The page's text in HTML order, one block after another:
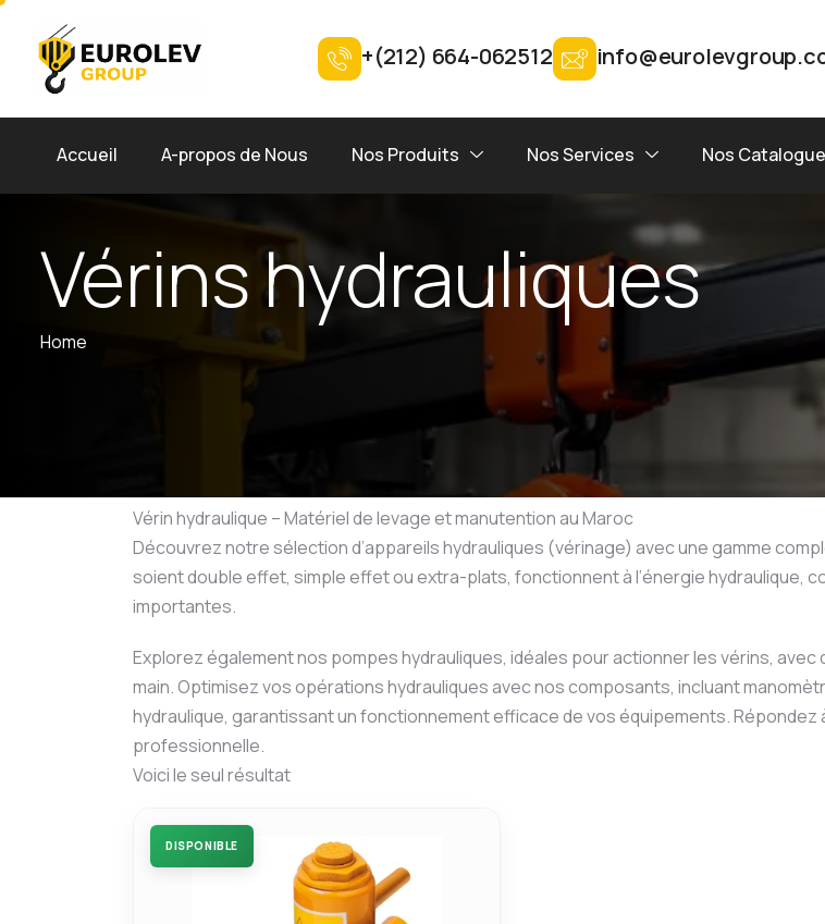
+(212) 664-062512
Accueil A-propos de Nous Nos Produits Nos Services Nos
Vérins hydrauliques
Home
Vérin hydraulique – Matériel de levage et manutention au Maroc
Découvrez notre sélection d’appareils hydrauliques (vérinage) avec une gamme
soient double effet, simple effet ou extra-plats, fonctionnent à l’énergie hydraulique,
importantes.
Explorez également nos pompes hydrauliques, idéales pour actionner les vérins,
main. Optimisez vos opérations hydrauliques avec nos composants, incluant
hydraulique, garantissant un fonctionnement efficace de vos équipements.
professionnelle.
Voici le seul résultat